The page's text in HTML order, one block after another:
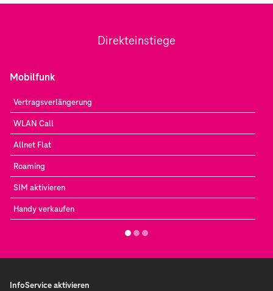
Direkteinstiege
Mobilfunk
Vertragsverlängerung
WLAN Call
Allnet Flat
Roaming
SIM aktivieren
Handy verkaufen
InfoService aktivieren